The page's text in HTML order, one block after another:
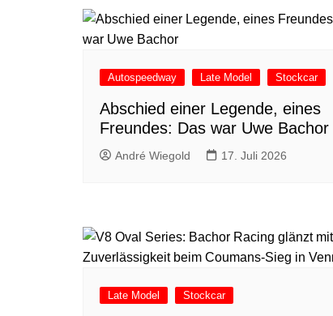
Autospeedway Late Model Stockcar
Abschied einer Legende, eines
Freundes: Das war Uwe Bachor
André Wiegold 17. Juli 2026
Late Model Stockcar